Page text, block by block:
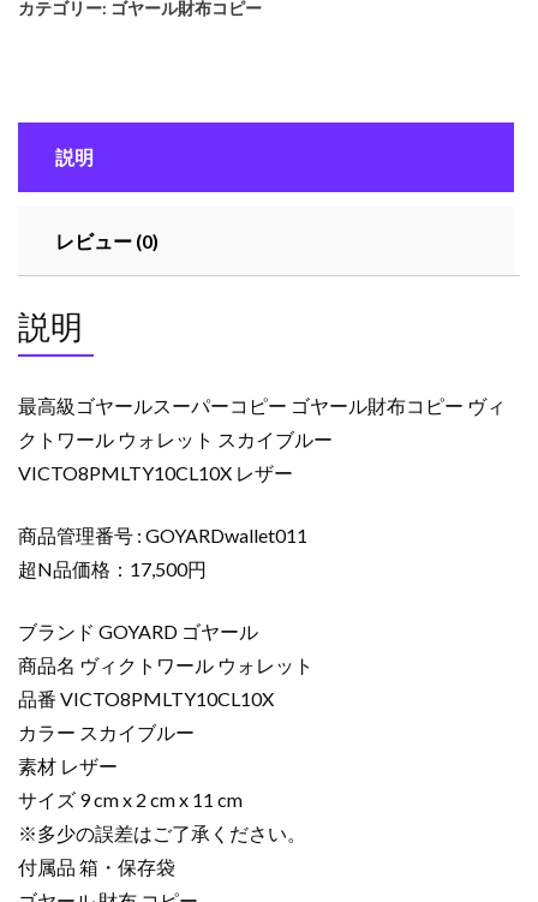
ヤ
ー
ー
ー
ヤ
ー
財
布
コ
ー
ヴ
ク
ト
ワ
ー
ル
ウ
ォ
レ
ト
カテゴリー: ゴヤール財布コピー
説明
レビュー (0)
説明
最高級ゴヤールスーパーコピー ゴヤール財布コピー ヴィ
クトワール ウォレット スカイブルー
VICTO8PMLTY10CL10X レザー
商品管理番号 : GOYARDwallet011
超N品価格：17,500円
ブランド GOYARD ゴヤール
商品名 ヴィクトワール ウォレット
品番 VICTO8PMLTY10CL10X
カラー スカイブルー
素材 レザー
サイズ 9 cm x 2 cm x 11 cm
※多少の誤差はご了承ください。
付属品 箱・保存袋